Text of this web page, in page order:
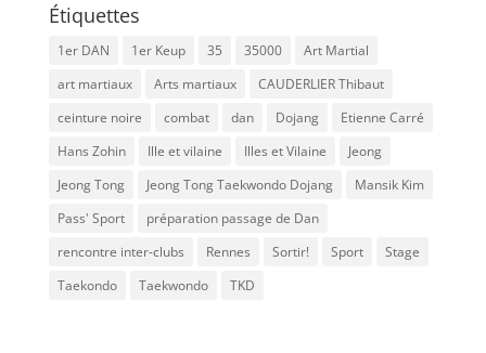
Étiquettes
1er DAN 1er Keup 35 35000
Art Martial
art martiaux
Arts martiaux
CAUDERLIER Thibaut
ceinture noire
combat dan Dojang
Etienne Carré
Hans Zohin
Ille et vilaine Illes et Vilaine
Jeong
Jeong Tong
Jeong Tong Taekwondo Dojang
Mansik Kim
Pass' Sport
préparation passage de Dan
rencontre inter-clubs
Rennes Sortir! Sport
Stage
Taekondo
Taekwondo TKD